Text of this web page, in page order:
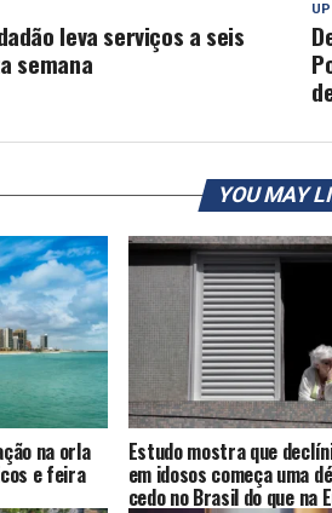
leva serviços a seis
semana
YOU MAY
na orla
e feira
Estudo mostra que
em idosos começa uma
cedo no Brasil do que na